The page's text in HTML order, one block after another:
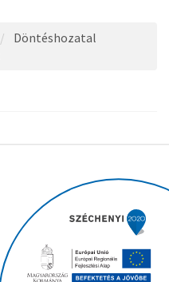
Döntéshozatal